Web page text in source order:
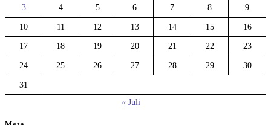
3 4 5 6 7 8 9
10 11 12 13 14 15 16
17 18 19 20 21 22 23
24 25 26 27 28 29 30
31
« Juli